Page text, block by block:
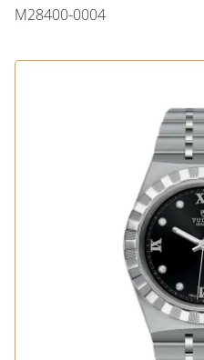
M28400-0004